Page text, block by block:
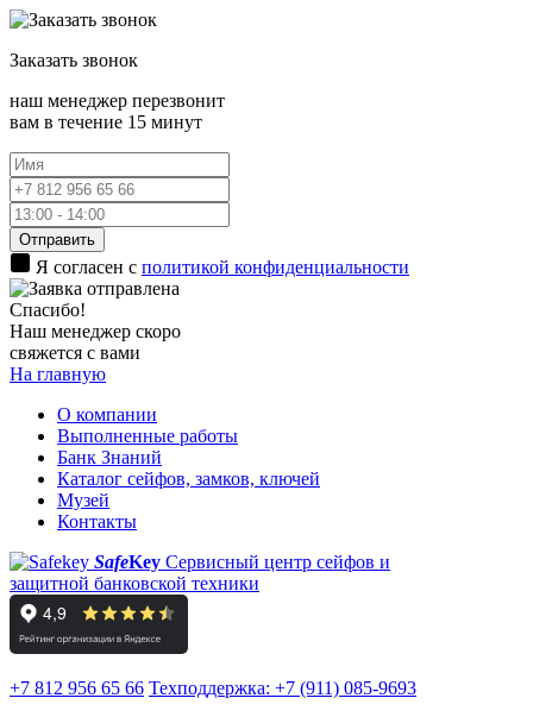
Заказать звонок
наш менеджер перезвонит
вам в течение 15 минут
Отправить
Я согласен с политикой конфиденциальности
Спасибо!
Наш менеджер скоро
свяжется с вами
На главную
О компании
Выполненные работы
Банк Знаний
Каталог сейфов, замков, ключей
Музей
Контакты
SafeKey Сервисный центр сейфов и
защитной банковской техники
+7 812 956 65 66 Техподдержка: +7 (911) 085-9693